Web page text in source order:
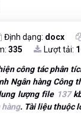
Định dạng: docx
335 Lượt tải:
công tác phân
Ngân hàng Công
lượng file 137
hàng. Tài liệu thuộc